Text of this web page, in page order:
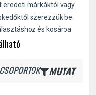
márkáktól vagy
szerezzük be.
és kosárba
MUTAT